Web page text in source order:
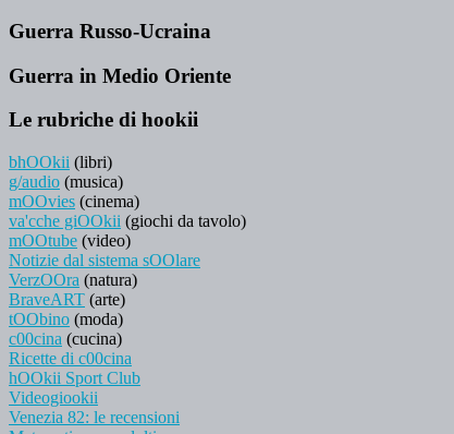
Guerra Russo-Ucraina
Guerra in Medio Oriente
Le rubriche di hookii
bhOOkii (libri)
g/audio (musica)
mOOvies (cinema)
va'cche giOOkii (giochi da tavolo)
mOOtube (video)
Notizie dal sistema sOOlare
VerzOOra (natura)
BraveART (arte)
tOObino (moda)
c00cina (cucina)
Ricette di c00cina
hOOkii Sport Club
Videogiookii
Venezia 82: le recensioni